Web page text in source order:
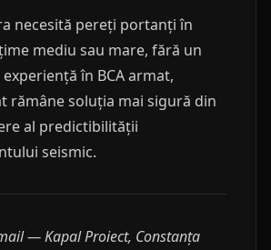
necesită pereți portanți în
mediu sau mare, fără un
în BCA armat,
rămâne soluția mai sigură din
al predictibilității
seismic.
— Kapal Proiect, Constanța